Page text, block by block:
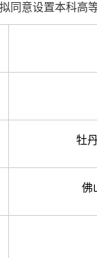
意设置本科高
牡
佛